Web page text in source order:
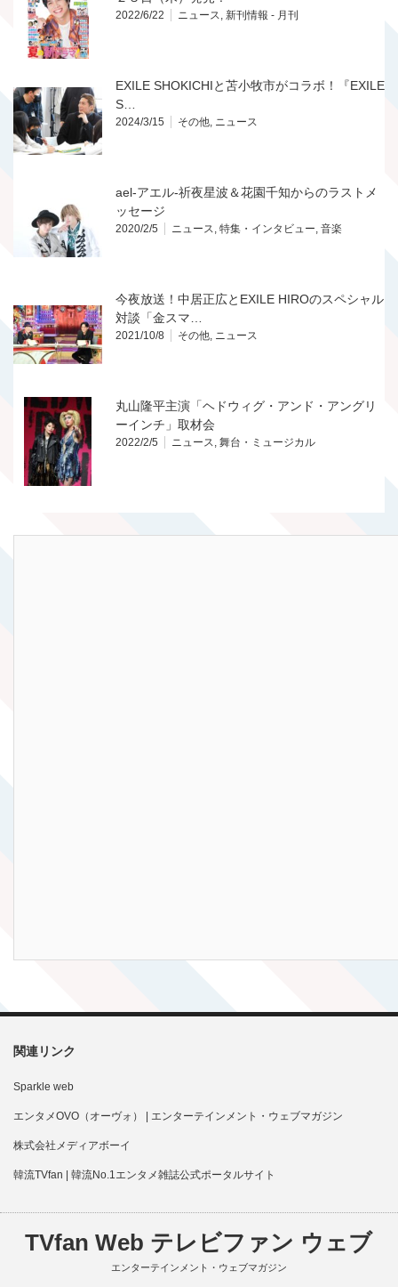
2022/6/22 ニュース, 新刊情報 - 月刊
EXILE SHOKICHIと苫小牧市がコラボ！『EXILE
S…
2024/3/15 その他, ニュース
ael-アエル-祈夜星波＆花園千知からのラストメ
ッセージ
2020/2/5 ニュース, 特集・インタビュー, 音楽
今夜放送！中居正広とEXILE HIROのスペシャル
対談「金スマ…
2021/10/8 その他, ニュース
丸山隆平主演「ヘドウィグ・アンド・アングリ
ーインチ」取材会
2022/2/5 ニュース, 舞台・ミュージカル
関連リンク
Sparkle web
エンタメOVO（オーヴォ） | エンターテインメント・ウェブマガジン
株式会社メディアボーイ
韓流TVfan | 韓流No.1エンタメ雑誌公式ポータルサイト
TVfan Web テレビファン ウェブ
エンターテインメント・ウェブマガジン